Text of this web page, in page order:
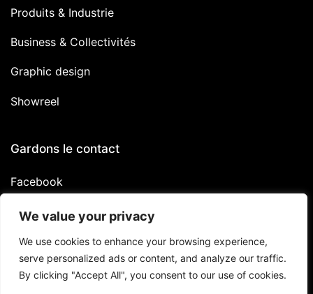
We value your privacy
We use cookies to enhance your browsing experience,
serve personalized ads or content, and analyze our traffic.
By clicking "Accept All", you consent to our use of cookies.
Produits & Industrie
Business & Collectivités
Graphic design
Showreel
Gardons le contact
Facebook
Linkedin
Instagram